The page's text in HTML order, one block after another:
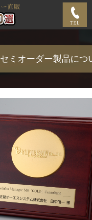
TEL
セミオーダー製品につ